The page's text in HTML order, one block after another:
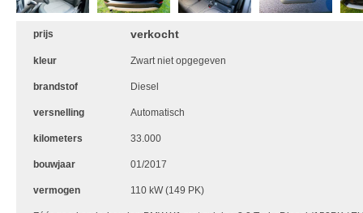
prijs verkocht
kleur Zwart niet opgegeven
brandstof Diesel
versnelling Automatisch
kilometers 33.000
bouwjaar 01/2017
vermogen 110 kW (149 PK)